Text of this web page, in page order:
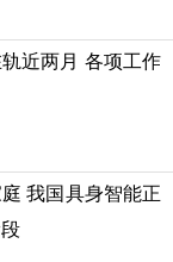
近两月 各项工作
我国具身智能正